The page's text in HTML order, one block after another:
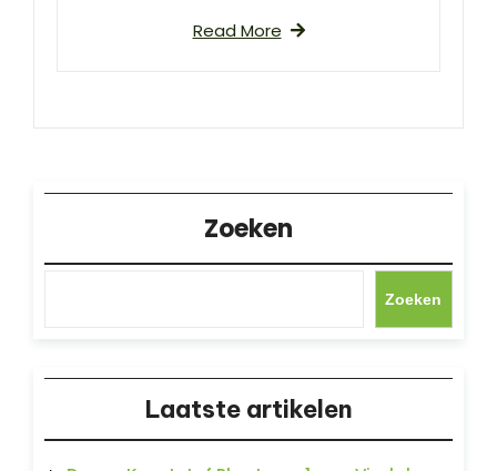
Read More
Zoeken
Zoeken
Laatste artikelen